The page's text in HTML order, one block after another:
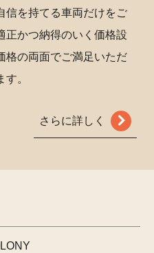
信を持てる車両だけをご
正かつ納得のいく価格設
格の両面でご満足いただ
。
さらに詳しく